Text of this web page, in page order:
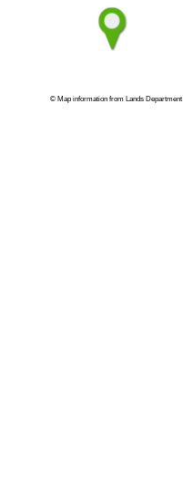
© Map information from Lands Department